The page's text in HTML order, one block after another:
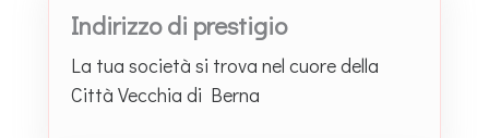
Indirizzo di prestigio
La tua società si trova nel cuore della
Città Vecchia di Berna